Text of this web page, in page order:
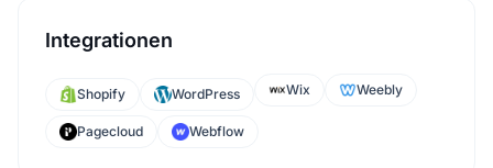
Integrationen
Shopify WordPress Wix Weebly
Pagecloud Webflow